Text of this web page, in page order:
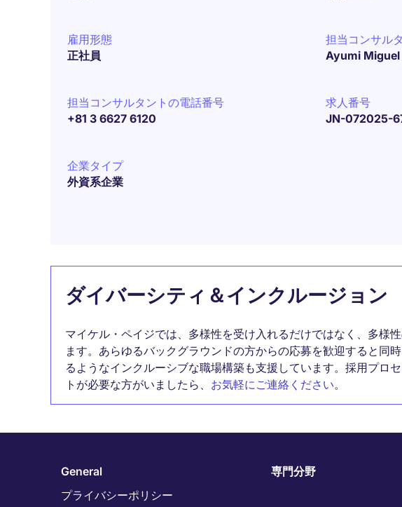
雇用形態
正社員
担当コンサル
Ayumi Miguel
担当コンサルタントの電話番号
+81 3 6627 6120
求人番号
JN-072025-
企業タイプ
外資系企業
ダイバーシティ＆インクルージョン
マイケル・ペイジでは、多様性を受け入れるだけではなく、多様
ます。あらゆるバックグラウンドの方からの応募を歓迎すると同
るようなインクルーシブな職場構築も支援しています。採用プロ
トが必要な方がいましたら、 お気軽にご連絡ください。
General
プライバシーポリシー
専門分野